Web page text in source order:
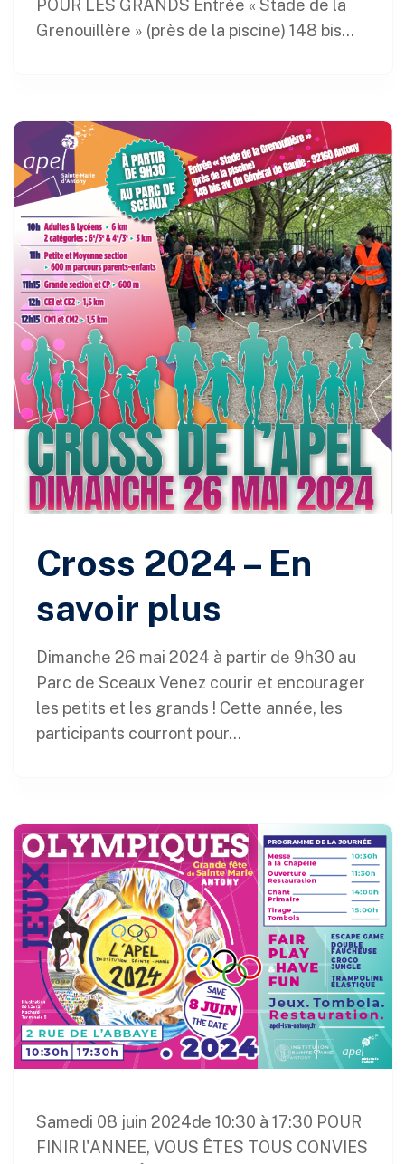
POUR LES GRANDS Entrée « Stade de la
Grenouillère » (près de la piscine) 148 bis...
Cross 2024 – En
savoir plus
Dimanche 26 mai 2024 à partir de 9h30 au
Parc de Sceaux Venez courir et encourager
les petits et les grands ! Cette année, les
participants courront pour...
Samedi 08 juin 2024de 10:30 à 17:30 POUR
FINIR l'ANNEE, VOUS ÊTES TOUS CONVIES